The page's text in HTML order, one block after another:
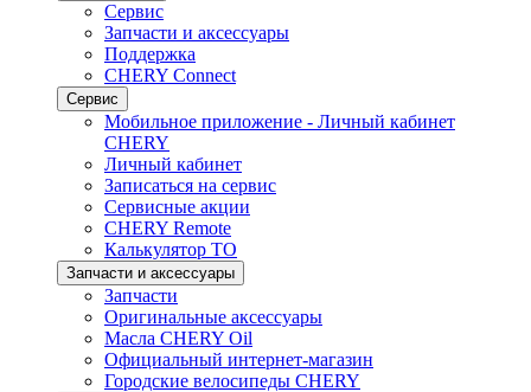
Сервис
Запчасти и аксессуары
Поддержка
CHERY Connect
Сервис
Мобильное приложение - Личный кабинет
CHERY
Личный кабинет
Записаться на сервис
Сервисные акции
CHERY Remote
Калькулятор ТО
Запчасти и аксессуары
Запчасти
Оригинальные аксессуары
Масла CHERY Oil
Официальный интернет-магазин
Городские велосипеды CHERY